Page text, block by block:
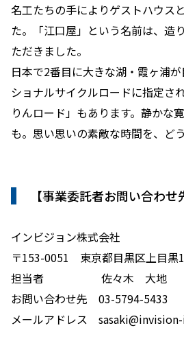
名工たちの手によりゲストハウス
た。「江口屋」という名前は、造
ただきました。
日本で2番目に大きな湖・霞ヶ浦
ショナルサイクルロードに指定さ
りんロード」もあります。静かな
も。思い思いの素敵な時間を、ど
【事業委託者お問い合わせ
インビジョン株式会社
〒153-0051 東京都目黒区上目黒
担当者 佐々木 大地
お問い合わせ先 03-5794-5433
メールアドレス